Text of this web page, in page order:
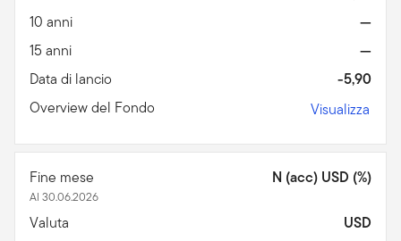
10 anni
—
15 anni
—
Data di lancio
-5,90
Overview del Fondo
Visualizza
Fine mese
Al 30.06.2026
N (acc) USD (%)
Valuta
USD